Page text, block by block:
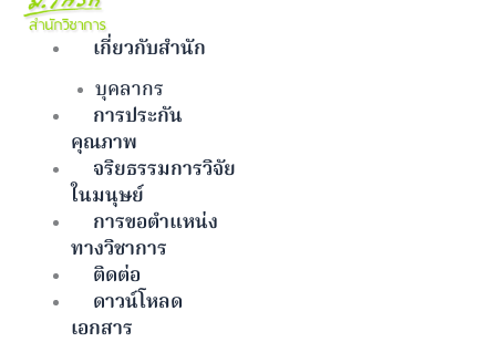
เกี่ยวกับสำนัก
บุคลากร
การประกัน
คุณภาพ
จริยธรรมการวิจัย
ในมนุษย์
การขอตำแหน่ง
ทางวิชาการ
ติดต่อ
ดาวน์โหลด
เอกสาร